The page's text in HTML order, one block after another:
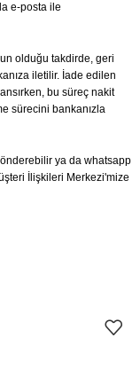
e-posta ile
olduğu takdirde, geri
iletilir. İade edilen
bu süreç nakit
sürecini bankanızla
ya da whatsapp
İlişkileri Merkezi'mize